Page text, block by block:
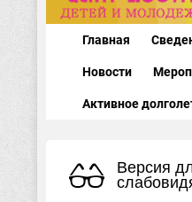
Главная
Новости
Активное
Версия